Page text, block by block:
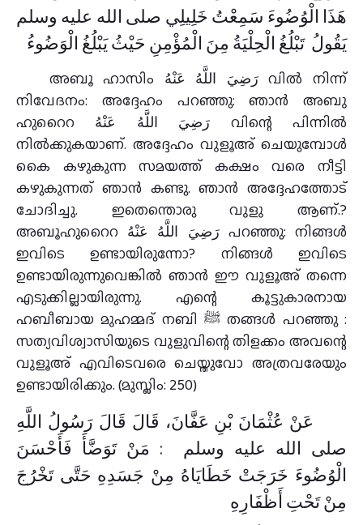
هَذَا الْوُضُوءَ سَمِعْتُ خَلِيلِي صلى الله عليه وسلم
يَقُولُ ‌‏ تَبْلُغُ الْحِلْيَةُ مِنَ الْمُؤْمِنِ حَيْثُ يَبْلُغُ الْوَضُوءُ ‏
അബൂ ഹാസിം رَضِيَ اللَّهُ عَنْهُ വിൽ നിന്ന്
നിവേദനം: അദ്ദേഹം പറഞ്ഞു: ഞാൻ അബു
ഹുറൈറ رَضِيَ اللَّهُ عَنْهُ വിന്റെ പിന്നിൽ
നിൽക്കുകയാണ്. അദ്ദേഹം വുളൂഅ്‌ ചെയുമ്പോൾ
കൈ കഴുകുന്ന സമയത്ത് കക്ഷം വരെ നീട്ടി
കഴുകുന്നത് ഞാൻ കണ്ടു. ഞാൻ അദ്ദേഹത്തോട്
ചോദിച്ചു. ഇതെന്തൊരു വുളു ആണ്.?
അബൂഹുറൈറ رَضِيَ اللَّهُ عَنْهُ പറഞ്ഞു: നിങ്ങൾ
ഇവിടെ ഉണ്ടായിരുന്നോ? നിങ്ങൾ ഇവിടെ
ഉണ്ടായിരുന്നുവെങ്കിൽ ഞാൻ ഈ വുളൂഅ് തന്നെ
എടുക്കില്ലായിരുന്നു. എന്റെ കൂട്ടുകാരനായ
ഹബീബായ മുഹമ്മദ്‌ നബി ﷺ തങ്ങൾ പറഞ്ഞു :
സത്യവിശ്വാസിയുടെ വുളുവിന്റെ തിളക്കം അവന്റെ
വുളൂഅ്‌ എവിടെവരെ ചെയ്തുവോ അത്രവരേയും
ഉണ്ടായിരിക്കും. (മുസ്ലിം: 250)
عَنْ عُثْمَانَ بْنِ عَفَّانَ، قَالَ قَالَ رَسُولُ اللَّهِ
صلى الله عليه وسلم ‏ :‏ مَنْ تَوَضَّأَ فَأَحْسَنَ
الْوُضُوءَ خَرَجَتْ خَطَايَاهُ مِنْ جَسَدِهِ حَتَّى تَخْرُجَ
مِنْ تَحْتِ أَظْفَارِهِ ‏